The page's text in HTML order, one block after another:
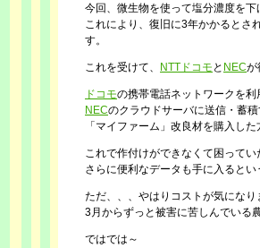
今回、微生物を使って塩分濃度を
これにより、復旧に3年かかるとさ
す。
これを受けて、 NTTドコモ と NECが
ドコモの携帯電話ネットワークを利
NECのクラウドサーバに送信・蓄
「マイファーム」改良材を購入し
これで作付けができなくて困って
さらに便利なデータも手に入るとい
ただ、、、やはりコストが気になり
3月からずっと被害に苦しんでいる
ではでは～